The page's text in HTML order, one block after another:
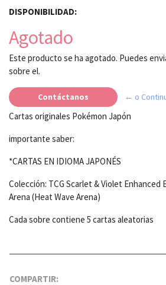
DISPONIBILIDAD:
Agotado
Este producto se ha agotado. Puedes
sobre el.
Contáctanos ← o
Cartas originales Pokémon Japón
importante saber:
*CARTAS EN IDIOMA JAPONÉS
Colección: TCG Scarlet & Violet Enhanced
Arena (Heat Wave Arena)
Cada sobre contiene 5 cartas aleatorias
COMPARTIR: